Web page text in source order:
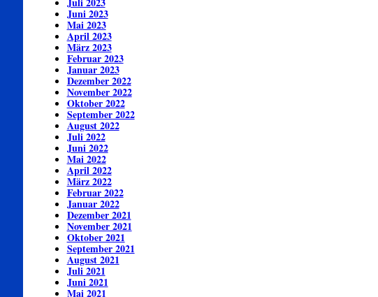
Juni 2023
Mai 2023
April 2023
März 2023
Februar 2023
Januar 2023
Dezember 2022
November 2022
Oktober 2022
September 2022
August 2022
Juli 2022
Juni 2022
Mai 2022
April 2022
März 2022
Februar 2022
Januar 2022
Dezember 2021
November 2021
Oktober 2021
September 2021
August 2021
Juli 2021
Juni 2021
Mai 2021